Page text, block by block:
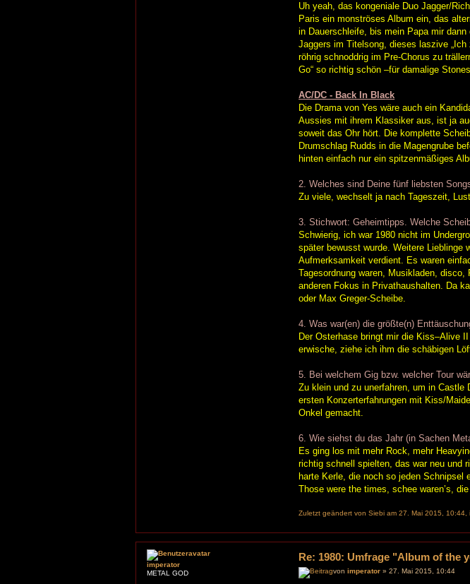
Uh yeah, das kongeniale Duo Jagger/
Paris ein monströses Album ein, das
in Dauerschleife, bis mein Papa mir
Jaggers im Titelsong, dieses laszive „Ich
röhrig schnoddrig im Pre-Chorus zu
Go“ so richtig schön –für damalige
AC/DC - Back In Black
Die Drama von Yes wäre auch ein
Aussies mit ihrem Klassiker aus, ist ja
soweit das Ohr hört. Die komplette
Drumschlag Rudds in die Magengrube
hinten einfach nur ein spitzenmäßiges
2. Welches sind Deine fünf liebsten
Zu viele, wechselt ja nach Tageszeit,
3. Stichwort: Geheimtipps. Welche
Schwierig, ich war 1980 nicht im
später bewusst wurde. Weitere Lieblinge
Aufmerksamkeit verdient. Es waren
Tagesordnung waren, Musikladen,
anderen Fokus in Privathaushalten. Da
oder Max Greger-Scheibe.
4. Was war(en) die größte(n)
Der Osterhase bringt mir die Kiss–Alive
erwische, ziehe ich ihm die schäbigen
5. Bei welchem Gig bzw. welcher Tour
Zu klein und zu unerfahren, um in
ersten Konzerterfahrungen mit Kiss/
Onkel gemacht.
6. Wie siehst du das Jahr (in Sachen
Es ging los mit mehr Rock, mehr
richtig schnell spielten, das war neu und
harte Kerle, die noch so jeden
Those were the times, schee waren’s, die
Zuletzt geändert vonSiebi am 27. Mai 2015, 10:44,
Re: 1980: Umfrage "Album of the
vonimperator » 27. Mai 2015, 10:44
imperator
METAL GOD